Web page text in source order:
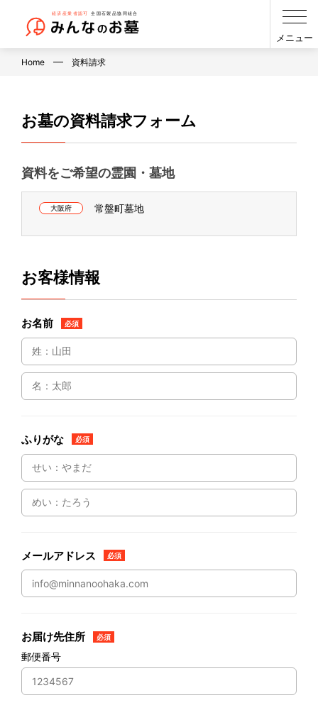
メニュー
Home 資料請求
お墓の資料請求フォーム
資料をご希望の霊園・墓地
大阪府 常盤町墓地
お客様情報
お名前 必須
ふりがな 必須
メールアドレス 必須
お届け先住所 必須
郵便番号